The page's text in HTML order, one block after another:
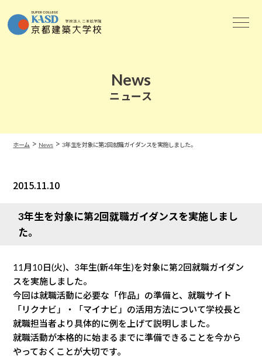
News
ニュース
ホーム > News> 3年生を対象に第2回就職ガイダンスを実施しました。
2015.11.10
3年生を対象に第2回就職ガイダンスを実施しまし
た。
11月10日(火)、3年生(新4年生)を対象に第2回就職ガイダン
スを実施しました。
今回は就職活動に必要な「作品」の準備と、就職サイト
「リクナビ」・「マイナビ」の活用方法について学校長と
就職担当者より具体的に例を上げて説明しました。
就職活動が本格的に始まるまでに準備できることを今から
やっておくことが大切です。